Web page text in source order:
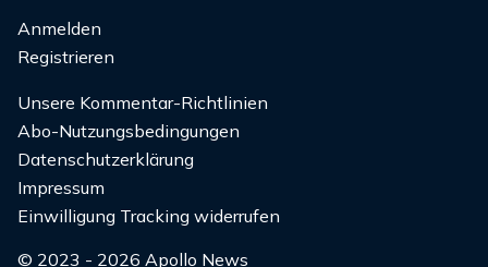
Anmelden
Registrieren
Unsere Kommentar-Richtlinien
Abo-Nutzungsbedingungen
Datenschutzerklärung
Impressum
Einwilligung Tracking widerrufen
© 2023 - 2026 Apollo News